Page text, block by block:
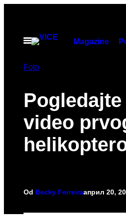
садржај
Otvori
Magazine
Foto
video
Od Becky Ferreiraаприл 20,